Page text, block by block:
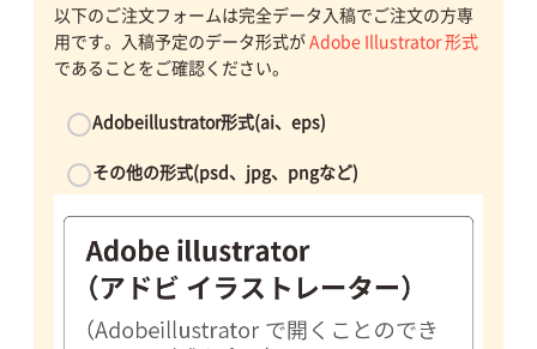
以下のご注文フォームは完全データ入稿でご注文の方専
用です。入稿予定のデータ形式がAdobe Illustrator 形式
であることをご確認ください。
Adobeillustrator形式(ai、eps)
その他の形式(psd、jpg、pngなど)